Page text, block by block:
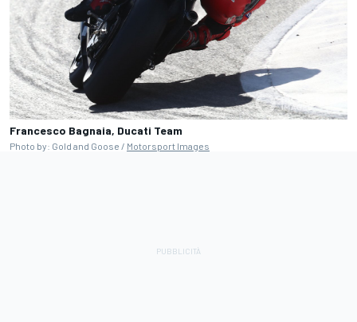
Francesco Bagnaia, Ducati Team
Photo by: Gold and Goose / Motorsport Images